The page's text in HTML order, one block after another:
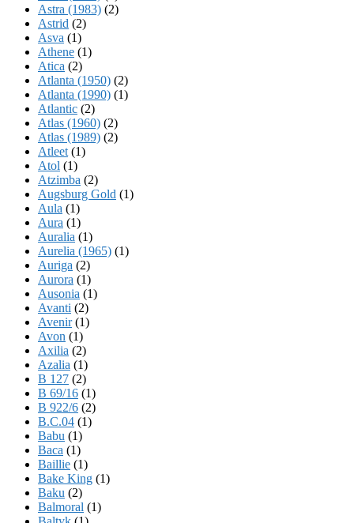
Astra (1983) (2)
Astrid (2)
Asva (1)
Athene (1)
Atica (2)
Atlanta (1950) (2)
Atlanta (1990) (1)
Atlantic (2)
Atlas (1960) (2)
Atlas (1989) (2)
Atleet (1)
Atol (1)
Atzimba (2)
Augsburg Gold (1)
Aula (1)
Aura (1)
Auralia (1)
Aurelia (1965) (1)
Auriga (2)
Aurora (1)
Ausonia (1)
Avanti (2)
Avenir(1)
Avon (1)
Axilia (2)
Azalia (1)
B 127 (2)
B 69/16 (1)
B 922/6 (2)
B.C.04 (1)
Babu (1)
Baca (1)
Baillie (1)
Bake King (1)
Baku (2)
Balmoral (1)